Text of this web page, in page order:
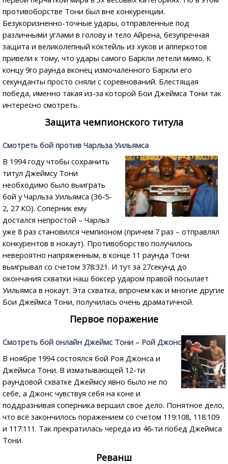
противоборстве Тони был вне конкуренции.
Безукоризненно-точные удары, отправленные под
различными углами в голову и тело Айрена, безупречная
защита и великолепный коктейль из хуков и апперкотов
привели к тому, что удары самого Баркли летели мимо. К
концу 9го раунда вконец измочаленного Баркли его
секунданты просто сняли с соревнований. Блестящая
победа, именно такая из-за которой Бои Джеймса Тони так
интересно смотреть.
Защита чемпионского титула
Смотреть бой против Чарльза Уильямса
В 1994 году чтобы сохранить
титул Джеймсу Тони
необходимо было выиграть
бой у Чарльза Уильямса (36-5-
2, 27 КО). Соперник ему
достался непростой – Чарльз
уже 8 раз становился чемпионом (причем 7 раз – отправлял
конкурентов в нокаут). Противоборство получилось
невероятно напряженным, в конце 11 раунда Тони
выигрывал со счетом 378:321. И тут за 27секунд до
окончания схватки наш боксер ударом правой посылает
Уильямса в нокаут. Эта схватка, впрочем как и многие другие
Бои Джеймса Тони, получилась очень драматичной.
Первое поражение
Смотреть бой онлайн Джеймс Тони – Рой Джонс
В ноябре 1994 состоялся бой Роя Джонса и
Джеймса Тони. В изматывающей 12-ти
раундовой схватке Джеймсу явно было не по
себе, а Джонс чувствуя себя на коне и
поддразнивая соперника вершил свое дело. Понятное дело,
что всё закончилось поражением со счетом 119:108, 118:109
и 117:111. Так прекратилась череда из 46-ти побед Джеймса
Тони.
Реванш